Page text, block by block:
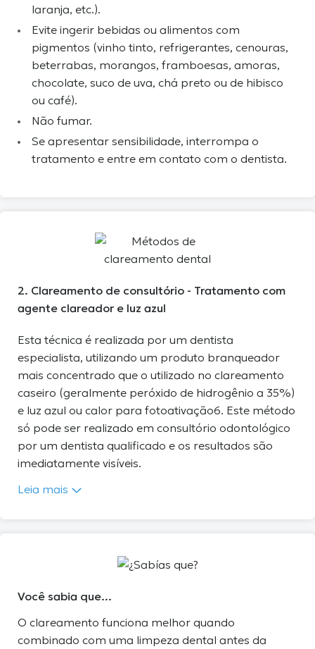
laranja, etc.).
Evite ingerir bebidas ou alimentos com
pigmentos (vinho tinto, refrigerantes, cenouras,
beterrabas, morangos, framboesas, amoras,
chocolate, suco de uva, chá preto ou de hibisco
ou café).
Não fumar.
Se apresentar sensibilidade, interrompa o
tratamento e entre em contato com o dentista.
2. Clareamento de consultório - Tratamento com
agente clareador e luz azul
Esta técnica é realizada por um dentista
especialista, utilizando um produto branqueador
mais concentrado que o utilizado no clareamento
caseiro (geralmente peróxido de hidrogênio a 35%)
e luz azul ou calor para fotoativação6. Este método
só pode ser realizado em consultório odontológico
por um dentista qualificado e os resultados são
imediatamente visíveis.
Leia mais
Você sabia que...
O clareamento funciona melhor quando
combinado com uma limpeza dental antes da